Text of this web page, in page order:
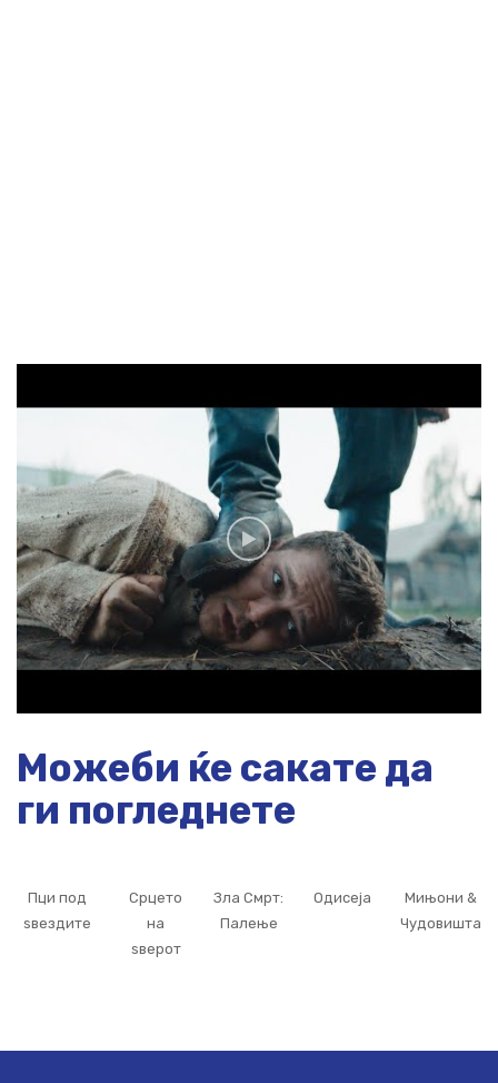
Можеби ќе сакате да
ги погледнете
Пци под
ѕвездите
Срцето
на
ѕверот
Зла Смрт:
Палење
Одисеја
Мињони &
Чудовишта